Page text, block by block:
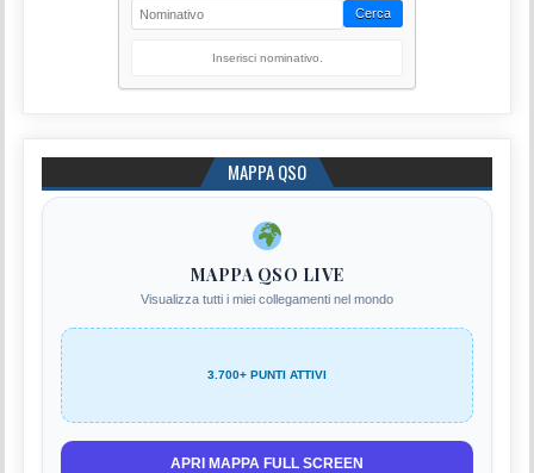
Cerca
Inserisci nominativo.
MAPPA QSO
MAPPA QSO LIVE
Visualizza tutti i miei collegamenti nel mondo
3.700+ PUNTI ATTIVI
APRI MAPPA FULL SCREEN